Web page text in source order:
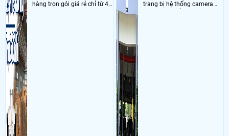
hàng trọn gói giá rẻ chỉ từ 4
trang bị hệ thống camera